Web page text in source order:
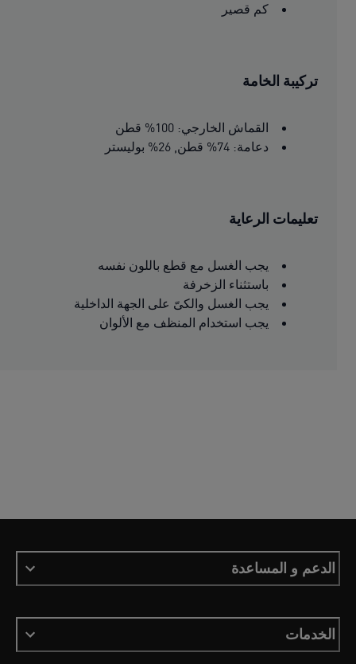
كم قصير
تركيبة الخامة
القماش الخارجي: 100% قطن
دعامة: 74% قطن, 26% بوليستر
تعليمات الرعاية
يجب الغسل مع قطع باللون نفسه
باستثناء الزخرفة
يجب الغسل والكىّ على الجهة الداخلية
يجب استخدام المنظف مع الألوان
الدعم و المساعدة
الخدمات